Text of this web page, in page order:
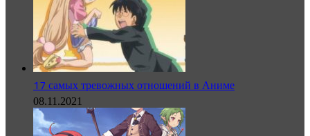
17 самых тревожных отношений в Аниме
08.11.2021